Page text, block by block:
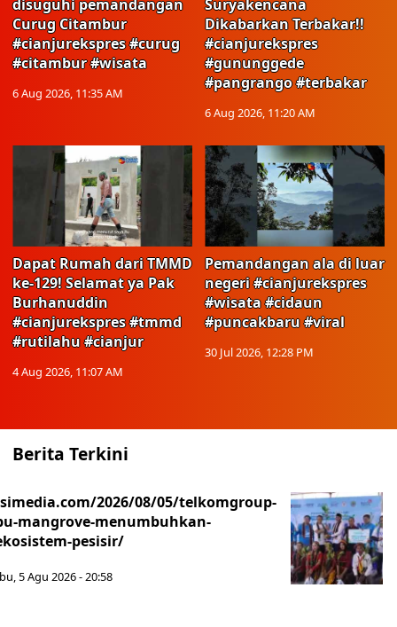
disuguhi pemandangan
Curug Citambur
#cianjurekspres #curug
#citambur #wisata
6 Aug 2026, 11:35 AM
Suryakencana
Dikabarkan Terbakar!!
#cianjurekspres
#gununggede
#pangrango #terbakar
6 Aug 2026, 11:20 AM
Dapat Rumah dari TMMD
ke-129! Selamat ya Pak
Burhanuddin
#cianjurekspres #tmmd
#rutilahu #cianjur
4 Aug 2026, 11:07 AM
Pemandangan ala di luar
negeri #cianjurekspres
#wisata #cidaun
#puncakbaru #viral
30 Jul 2026, 12:28 PM
Berita Terkini
2026/08/05/telkomgroup-
mangrove-menumbuhkan-
pesisir/
5 Agu 2026 - 20:58